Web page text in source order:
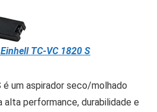
TC-VC 1820 S
é um aspirador seco/molhado
alta performance, durabilidade e